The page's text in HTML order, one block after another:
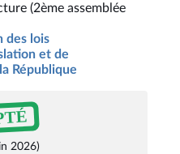
(2ème assemblée
des lois
et de
République
2026)